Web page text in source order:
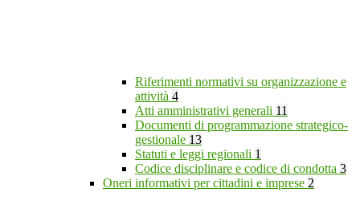
Riferimenti normativi su organizzazione e
attività 4
Atti amministrativi generali 11
Documenti di programmazione strategico-
gestionale 13
Statuti e leggi regionali 1
Codice disciplinare e codice di condotta 3
Oneri informativi per cittadini e imprese 2